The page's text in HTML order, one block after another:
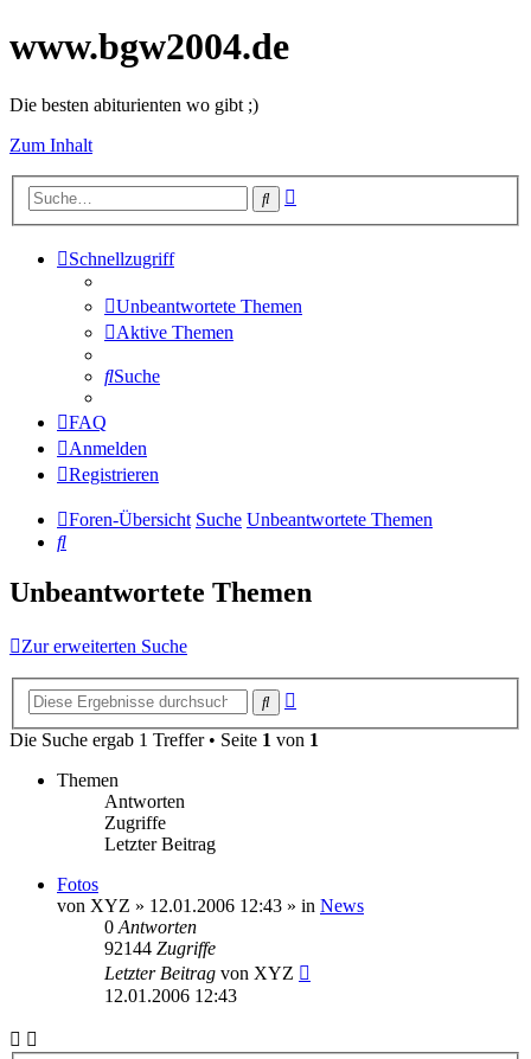
www.bgw2004.de
Die besten abiturienten wo gibt ;)
Zum Inhalt
Suche
Schnellzugriff
Unbeantwortete Themen
Aktive Themen
Suche
FAQ
Anmelden
Registrieren
Foren-Übersicht Suche Unbeantwortete Themen
Suche
Unbeantwortete Themen
Zur erweiterten Suche
Suche
Die Suche ergab 1 Treffer • Seite 1 von 1
Themen
Antworten
Zugriffe
Letzter Beitrag
Fotos
von XYZ » 12.01.2006 12:43 » in News
0 Antworten
92144 Zugriffe
Letzter Beitrag von XYZ
12.01.2006 12:43